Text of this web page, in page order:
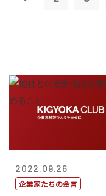
2022.09.26
企業家たちの金言